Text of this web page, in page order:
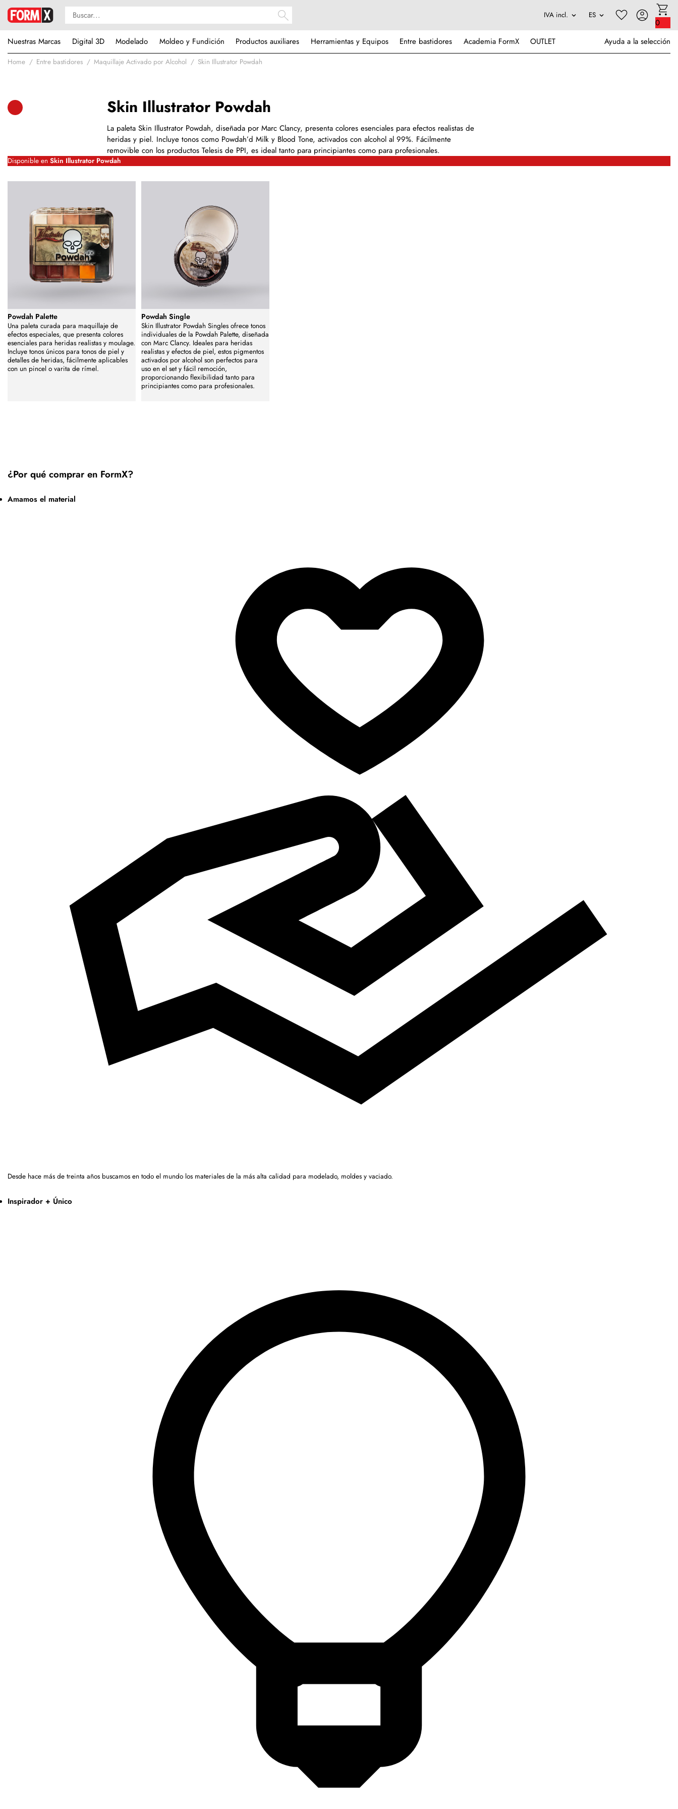
0
Nuestras Marcas
Digital 3D Modelado Moldeo y Fundición Productos auxiliares Herramientas y Equipos Entre bastidores Academia FormX OUTLET Ayuda a la selección
Home Entre bastidores Maquillaje Activado por Alcohol Skin Illustrator Powdah
Skin Illustrator Powdah
La paleta Skin Illustrator Powdah, diseñada por Marc Clancy, presenta colores esenciales para efectos realistas de
heridas y piel. Incluye tonos como Powdah’d Milk y Blood Tone, activados con alcohol al 99%. Fácilmente
removible con los productos Telesis de PPI, es ideal tanto para principiantes como para profesionales.
Disponible en Skin Illustrator Powdah
Powdah Palette
Una paleta curada para maquillaje de
efectos especiales, que presenta colores
esenciales para heridas realistas y moulage.
Incluye tonos únicos para tonos de piel y
detalles de heridas, fácilmente aplicables
con un pincel o varita de rímel.
Powdah Single
Skin Illustrator Powdah Singles ofrece tonos
individuales de la Powdah Palette, diseñada
con Marc Clancy. Ideales para heridas
realistas y efectos de piel, estos pigmentos
activados por alcohol son perfectos para
uso en el set y fácil remoción,
proporcionando flexibilidad tanto para
principiantes como para profesionales.
¿Por qué comprar en FormX?
Amamos el material
Desde hace más de treinta años buscamos en todo el mundo los materiales de la más alta calidad para modelado, moldes y vaciado.
Inspirador + Único